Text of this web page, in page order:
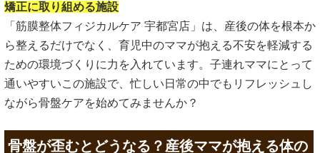
矯正に取り組める施設
「筋膜整体フィジカルケア 宇都宮店」は、産後の体を根本か
ら整えるだけでなく、育児中のママが抱える不安を軽減する
ための環境づくりに力を入れています。子連れママにとって
通いやすいこの施設で、忙しい日常の中でもリフレッシュし
ながら骨盤ケアを始めてみませんか？
骨盤が歪むとどうなる？産後ママが抱える体の